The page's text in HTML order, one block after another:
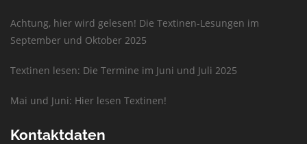
Achtung, hier wird gelesen! Die Textinen-Lesungen im
September und Oktober 2025
Textinen lesen: Die Termine im Juni und Juli 2025
Mai und Juni: Hier lesen Textinen!
Kontaktdaten